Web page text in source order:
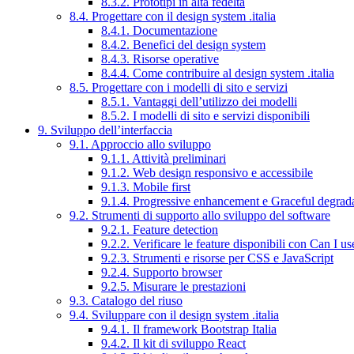
8.4. Progettare con il design system .italia
8.4.1. Documentazione
8.4.2. Benefici del design system
8.4.3. Risorse operative
8.4.4. Come contribuire al design system .italia
8.5. Progettare con i modelli di sito e servizi
8.5.1. Vantaggi dell’utilizzo dei modelli
8.5.2. I modelli di sito e servizi disponibili
9. Sviluppo dell’interfaccia
9.1. Approccio allo sviluppo
9.1.1. Attività preliminari
9.1.2. Web design responsivo e accessibile
9.1.3. Mobile first
9.1.4. Progressive enhancement e Graceful
9.2. Strumenti di supporto allo sviluppo del software
9.2.1. Feature detection
9.2.2. Verificare le feature disponibili con Can I
9.2.3. Strumenti e risorse per CSS e JavaScript
9.2.4. Supporto browser
9.2.5. Misurare le prestazioni
9.3. Catalogo del riuso
9.4. Sviluppare con il design system .italia
9.4.1. Il framework Bootstrap Italia
9.4.2. Il kit di sviluppo React